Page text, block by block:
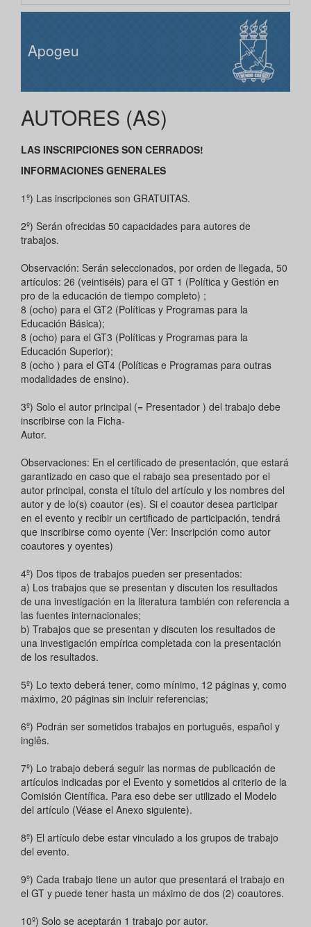
Apogeu
AUTORES (AS)
LAS INSCRIPCIONES SON CERRADOS!
INFORMACIONES GENERALES
1º) Las inscripciones son GRATUITAS.
2º) Serán ofrecidas 50 capacidades para autores de
trabajos.
Observación: Serán seleccionados, por orden de llegada, 50
artículos: 26 (veintiséis) para el GT 1 (Política y Gestión en
pro de la educación de tiempo completo) ;
8 (ocho) para el GT2 (Políticas y Programas para la
Educación Básica);
8 (ocho) para el GT3 (Políticas y Programas para la
Educación Superior);
8 (ocho ) para el GT4 (Políticas e Programas para outras
modalidades de ensino).
3º) Solo el autor principal (= Presentador ) del trabajo debe
inscribirse con la Ficha-
Autor.
Observaciones: En el certificado de presentación, que estará
garantizado en caso que el rabajo sea presentado por el
autor principal, consta el título del artículo y los nombres del
autor y de lo(s) coautor (es). Si el coautor desea participar
en el evento y recibir un certificado de participación, tendrá
que inscribirse como oyente (Ver: Inscripción como autor
coautores y oyentes)
4º) Dos tipos de trabajos pueden ser presentados:
a) Los trabajos que se presentan y discuten los resultados
de una investigación en la literatura también con referencia a
las fuentes internacionales;
b) Trabajos que se presentan y discuten los resultados de
una investigación empírica completada con la presentación
de los resultados.
5º) Lo texto deberá tener, como mínimo, 12 páginas y, como
máximo, 20 páginas sin incluir referencias;
6º) Podrán ser sometidos trabajos en português, español y
inglês.
7º) Lo trabajo deberá seguir las normas de publicación de
artículos indicadas por el Evento y sometidos al criterio de la
Comisión Científica. Para eso debe ser utilizado el Modelo
del artículo (Véase el Anexo siguiente).
8º) El artículo debe estar vinculado a los grupos de trabajo
del evento.
9º) Cada trabajo tiene un autor que presentará el trabajo en
el GT y puede tener hasta un máximo de dos (2) coautores.
10º) Solo se aceptarán 1 trabajo por autor.